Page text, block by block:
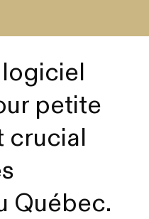
petite
crucial
Québec.